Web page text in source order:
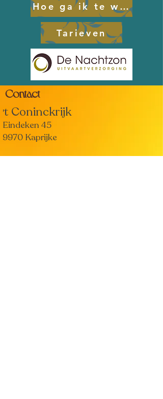
Hoe ga ik te werk?
Tarieven
Contact
't Coninckrijk
Eindeken 45
9970 Kaprijke